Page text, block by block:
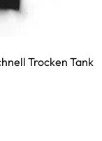
Trocken Tank